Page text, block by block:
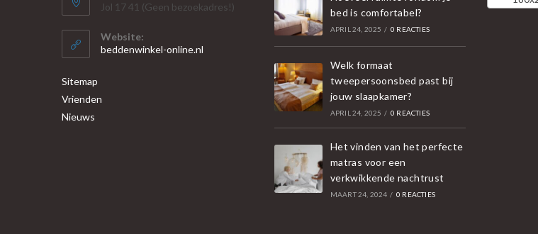
Jol 17 41 (Geen bezoekadres!)
Website:
beddenwinkel-online.nl
Sitemap
Vrienden
Nieuws
bed is comfortabel?
APRIL 24, 2025 / 0 REACTIES
Welk formaat
tweepersoonsbed past bij
jouw slaapkamer?
APRIL 24, 2025 / 0 REACTIES
Het vinden van het perfecte
matras voor een
verkwikkende nachtrust
MAART 24, 2024 / 0 REACTIES